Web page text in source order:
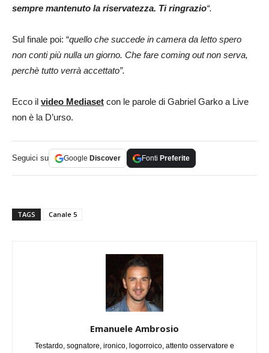
sempre mantenuto la riservatezza. Ti ringrazio“.
Sul finale poi: “quello che succede in camera da letto spero
non conti più nulla un giorno. Che fare coming out non serva,
perchè tutto verrà accettato”.
Ecco il video Mediaset con le parole di Gabriel Garko a Live
non è la D’urso.
Seguici su Google Discover Fonti Preferite
TAGS Canale 5
Emanuele Ambrosio
Testardo, sognatore, ironico, logorroico, attento osservatore e